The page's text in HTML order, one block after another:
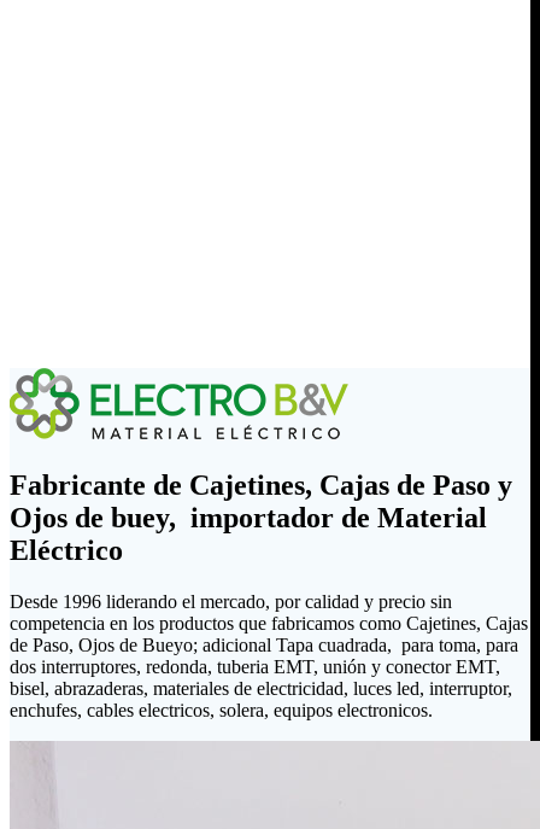
Fabricante de Cajetines, Cajas de Paso y
Ojos de buey, importador de Material
Eléctrico
Desde 1996 liderando el mercado, por calidad y precio sin
competencia en los productos que fabricamos como Cajetines, Cajas
de Paso, Ojos de Bueyo; adicional Tapa cuadrada, para toma, para
dos interruptores, redonda, tuberia EMT, unión y conector EMT,
bisel, abrazaderas, materiales de electricidad, luces led, interruptor,
enchufes, cables electricos, solera, equipos electronicos.